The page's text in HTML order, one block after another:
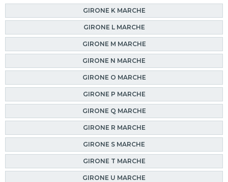
GIRONE K MARCHE
GIRONE L MARCHE
GIRONE M MARCHE
GIRONE N MARCHE
GIRONE O MARCHE
GIRONE P MARCHE
GIRONE Q MARCHE
GIRONE R MARCHE
GIRONE S MARCHE
GIRONE T MARCHE
GIRONE U MARCHE